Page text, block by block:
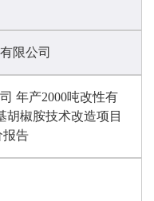
限公司
年产2000吨改性有
胡椒胺技术改造项目
报告